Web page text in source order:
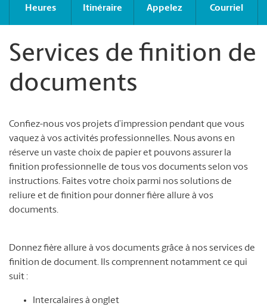
Heures Itinéraire Appelez Courriel
Services de finition de
documents
Confiez-nous vos projets d’impression pendant que vous
vaquez à vos activités professionnelles. Nous avons en
réserve un vaste choix de papier et pouvons assurer la
finition professionnelle de tous vos documents selon vos
instructions. Faites votre choix parmi nos solutions de
reliure et de finition pour donner fière allure à vos
documents.
Donnez fière allure à vos documents grâce à nos services de
finition de document. Ils comprennent notamment ce qui
suit :
Intercalaires à onglet